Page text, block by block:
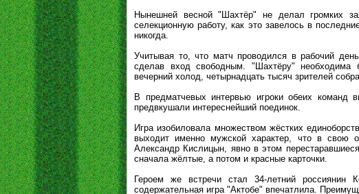
Нынешней весной "Шахтёр" не делал громких
селекционную работу, как это завелось в
никогда.
Учитывая то, что матч проводился в рабочий
сделав вход свободным. "Шахтёру"
вечерний холод, четырнадцать тысяч зрителей
В предматчевых интервью игроки обеих команд
предвкушали интереснейший поединок.
Игра изобиловала множеством жёстких
выходит именно мужской характер, что в свою
Александр Кислицын, явно в этом
сначала жёлтые, а потом и красные карточки.
Героем же встречи стал 34-летний россиянин
содержательная игра "Актобе" впечатлила.